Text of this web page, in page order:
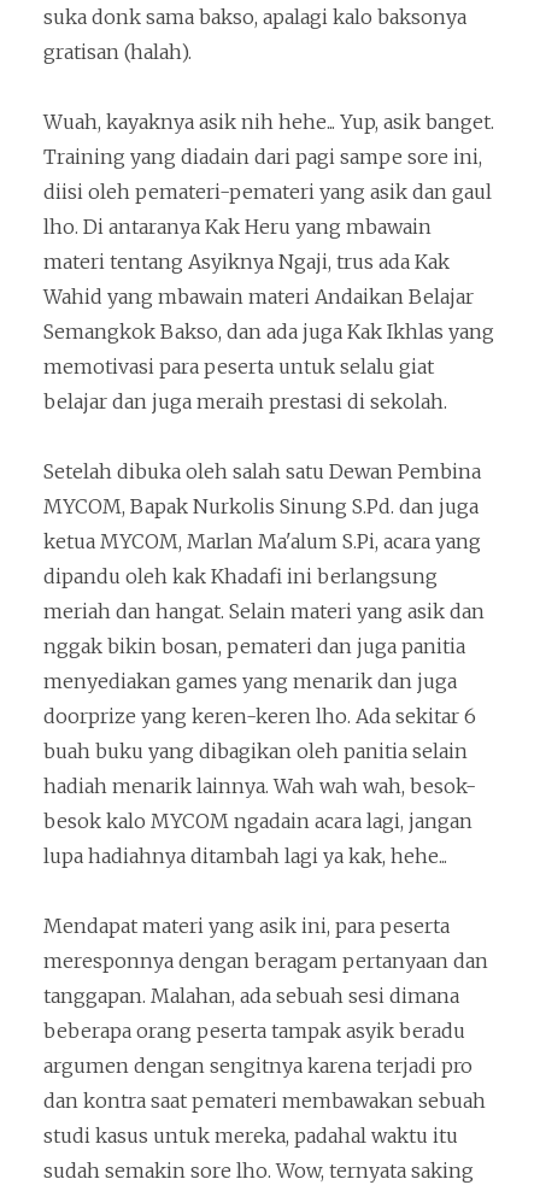
suka donk sama bakso, apalagi kalo baksonya
gratisan (halah).
Wuah, kayaknya asik nih hehe... Yup, asik banget.
Training yang diadain dari pagi sampe sore ini,
diisi oleh pemateri-pemateri yang asik dan gaul
lho. Di antaranya Kak Heru yang mbawain
materi tentang Asyiknya Ngaji, trus ada Kak
Wahid yang mbawain materi Andaikan Belajar
Semangkok Bakso, dan ada juga Kak Ikhlas yang
memotivasi para peserta untuk selalu giat
belajar dan juga meraih prestasi di sekolah.
Setelah dibuka oleh salah satu Dewan Pembina
MYCOM, Bapak Nurkolis Sinung S.Pd. dan juga
ketua MYCOM, Marlan Ma'alum S.Pi, acara yang
dipandu oleh kak Khadafi ini berlangsung
meriah dan hangat. Selain materi yang asik dan
nggak bikin bosan, pemateri dan juga panitia
menyediakan games yang menarik dan juga
doorprize yang keren-keren lho. Ada sekitar 6
buah buku yang dibagikan oleh panitia selain
hadiah menarik lainnya. Wah wah wah, besok-
besok kalo MYCOM ngadain acara lagi, jangan
lupa hadiahnya ditambah lagi ya kak, hehe...
Mendapat materi yang asik ini, para peserta
meresponnya dengan beragam pertanyaan dan
tanggapan. Malahan, ada sebuah sesi dimana
beberapa orang peserta tampak asyik beradu
argumen dengan sengitnya karena terjadi pro
dan kontra saat pemateri membawakan sebuah
studi kasus untuk mereka, padahal waktu itu
sudah semakin sore lho. Wow, ternyata saking